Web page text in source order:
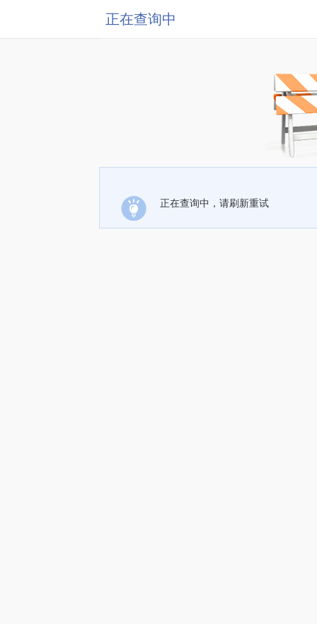
正在查询中
正在查询中，请刷新重试